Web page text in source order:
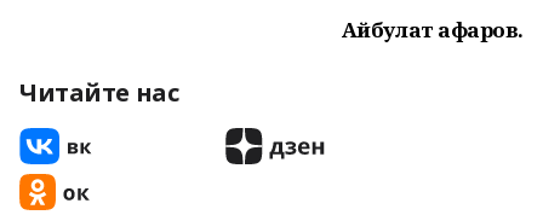
Айбулат Ғафаров.
Читайте нас